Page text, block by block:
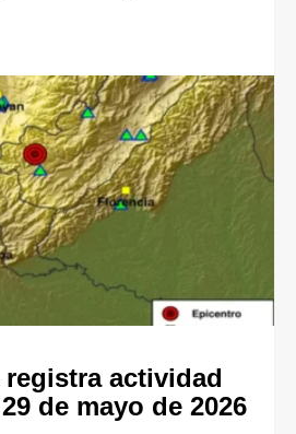
registra actividad
de mayo de 2026